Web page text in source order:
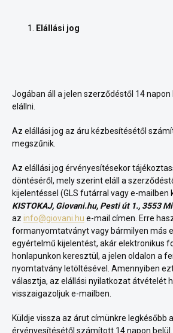
Elállási jog
Jogában áll a jelen szerződéstől 14 napon
elállni.
Az elállási jog az áru kézbesítésétől
megszűnik.
Az elállási jog érvényesítésekor
döntéséről, mely szerint eláll a
kijelentéssel (GLS futárral vagy e-mailben
KISTOKAJ, Giovani.hu, Pesti út 1., 3553
az info@giovani.hu e-mail címen. Erre
formanyomtatványt vagy bármilyen más
egyértelmű kijelentést, akár elektronikus
honlapunkon keresztül, a jelen oldalon a
nyomtatvány letöltésével. Amennyiben
választja, az elállási nyilatkozat átvételét
visszaigazoljuk e-mailben.
Küldje vissza az árut címünkre legkésőbb
érvényesítésétől számított 14 napon